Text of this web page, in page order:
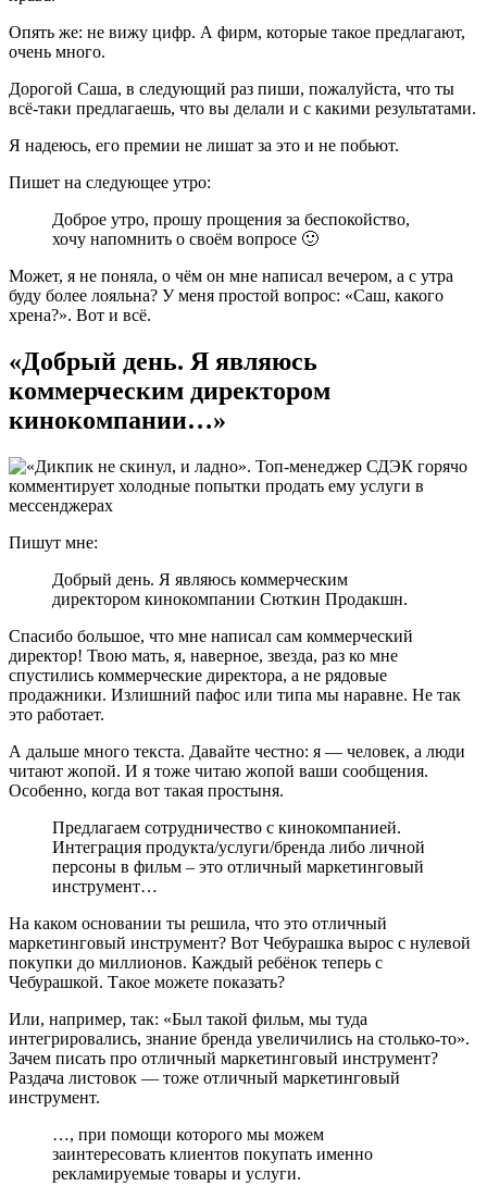
Опять же: не вижу цифр. А фирм, которые такое предлагают,
очень много.
Дорогой Саша, в следующий раз пиши, пожалуйста, что ты
всё-таки предлагаешь, что вы делали и с какими результатами.
Я надеюсь, его премии не лишат за это и не побьют.
Пишет на следующее утро:
Доброе утро, прошу прощения за беспокойство,
хочу напомнить о своём вопросе 🙂
Может, я не поняла, о чём он мне написал вечером, а с утра
буду более лояльна? У меня простой вопрос: «Саш, какого
хрена?». Вот и всё.
«Добрый день. Я являюсь
коммерческим директором
кинокомпании…»
Пишут мне:
Добрый день. Я являюсь коммерческим
директором кинокомпании Сюткин Продакшн.
Спасибо большое, что мне написал сам коммерческий
директор! Твою мать, я, наверное, звезда, раз ко мне
спустились коммерческие директора, а не рядовые
продажники. Излишний пафос или типа мы наравне. Не так
это работает.
А дальше много текста. Давайте честно: я — человек, а люди
читают жопой. И я тоже читаю жопой ваши сообщения.
Особенно, когда вот такая простыня.
Предлагаем сотрудничество с кинокомпанией.
Интеграция продукта/услуги/бренда либо личной
персоны в фильм – это отличный маркетинговый
инструмент…
На каком основании ты решила, что это отличный
маркетинговый инструмент? Вот Чебурашка вырос с нулевой
покупки до миллионов. Каждый ребёнок теперь с
Чебурашкой. Такое можете показать?
Или, например, так: «Был такой фильм, мы туда
интегрировались, знание бренда увеличились на столько-то».
Зачем писать про отличный маркетинговый инструмент?
Раздача листовок — тоже отличный маркетинговый
инструмент.
…, при помощи которого мы можем
заинтересовать клиентов покупать именно
рекламируемые товары и услуги.